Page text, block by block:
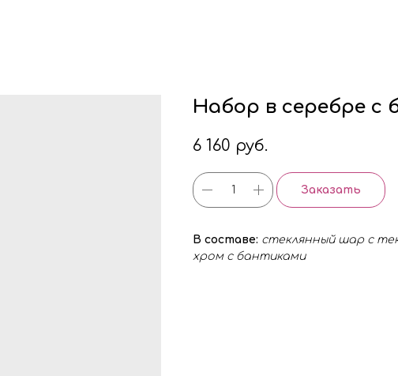
Набор в серебре с
6 160 руб.
Заказать
В составе: стеклянный шар с
хром с бантиками